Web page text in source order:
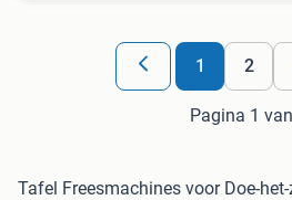
1 2
Pagina 1
Tafel Freesmachines voor Doe-